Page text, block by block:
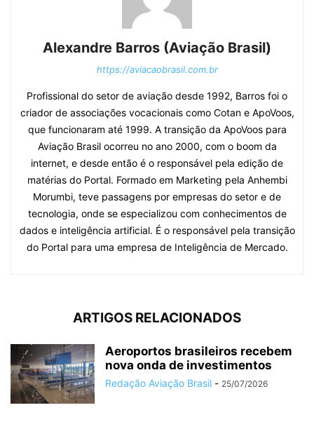
Alexandre Barros (Aviação Brasil)
https://aviacaobrasil.com.br
Profissional do setor de aviação desde 1992, Barros foi o
criador de associações vocacionais como Cotan e ApoVoos,
que funcionaram até 1999. A transição da ApoVoos para
Aviação Brasil ocorreu no ano 2000, com o boom da
internet, e desde então é o responsável pela edição de
matérias do Portal. Formado em Marketing pela Anhembi
Morumbi, teve passagens por empresas do setor e de
tecnologia, onde se especializou com conhecimentos de
dados e inteligência artificial. É o responsável pela transição
do Portal para uma empresa de Inteligência de Mercado.
ARTIGOS RELACIONADOS
Aeroportos brasileiros recebem
nova onda de investimentos
Redação Aviação Brasil - 25/07/2026